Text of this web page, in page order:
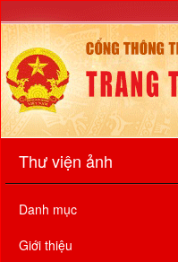
Thư viện ảnh
Danh mục
Giới thiệu